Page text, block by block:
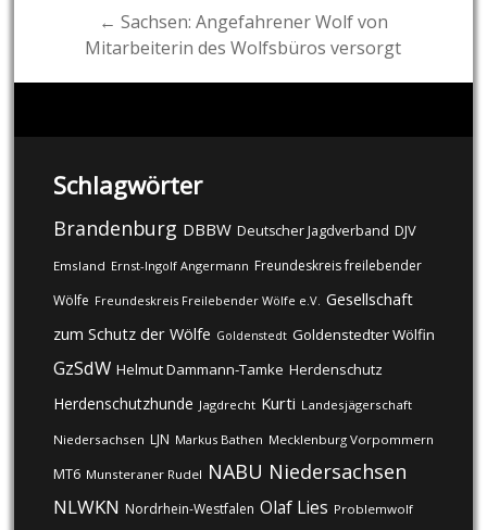
← Sachsen: Angefahrener Wolf von
Mitarbeiterin des Wolfsbüros versorgt
Schlagwörter
Brandenburg DBBW Deutscher Jagdverband DJV
Emsland Ernst-Ingolf Angermann Freundeskreis freilebender
Wölfe Freundeskreis Freilebender Wölfe e.V. Gesellschaft
zum Schutz der Wölfe Goldenstedt Goldenstedter Wölfin
GzSdW Helmut Dammann-Tamke Herdenschutz
Herdenschutzhunde Jagdrecht Kurti Landesjägerschaft
Niedersachsen LJN Markus Bathen Mecklenburg Vorpommern
MT6 Munsteraner Rudel NABU Niedersachsen
NLWKN Nordrhein-Westfalen Olaf Lies Problemwolf